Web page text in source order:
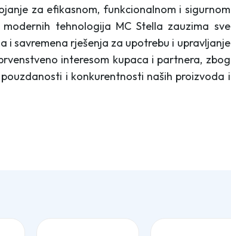
za efikasnom, funkcionalnom i sigurnom
tehnologija MC Stella zauzima sve
i savremena rješenja za upotrebu i upravljanje
interesom kupaca i partnera, zbog
i konkurentnosti naših proizvoda i